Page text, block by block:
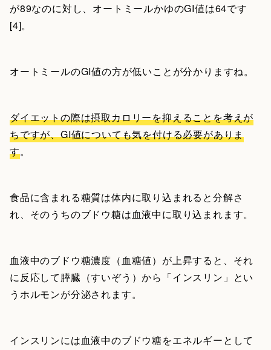
が89なのに対し、オートミールかゆのGI値は64です
[4]。
オートミールのGI値の方が低いことが分かりますね。
ダイエットの際は摂取カロリーを抑えることを考えが
ちですが、GI値についても気を付ける必要がありま
す。
食品に含まれる糖質は体内に取り込まれると分解さ
れ、そのうちのブドウ糖は血液中に取り込まれます。
血液中のブドウ糖濃度（血糖値）が上昇すると、それ
に反応して膵臓（すいぞう）から「インスリン」とい
うホルモンが分泌されます。
インスリンには血液中のブドウ糖をエネルギーとして